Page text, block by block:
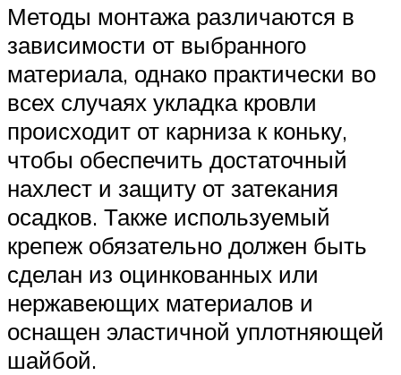
Методы монтажа различаются в
зависимости от выбранного
материала, однако практически во
всех случаях укладка кровли
происходит от карниза к коньку,
чтобы обеспечить достаточный
нахлест и защиту от затекания
осадков. Также используемый
крепеж обязательно должен быть
сделан из оцинкованных или
нержавеющих материалов и
оснащен эластичной уплотняющей
шайбой.